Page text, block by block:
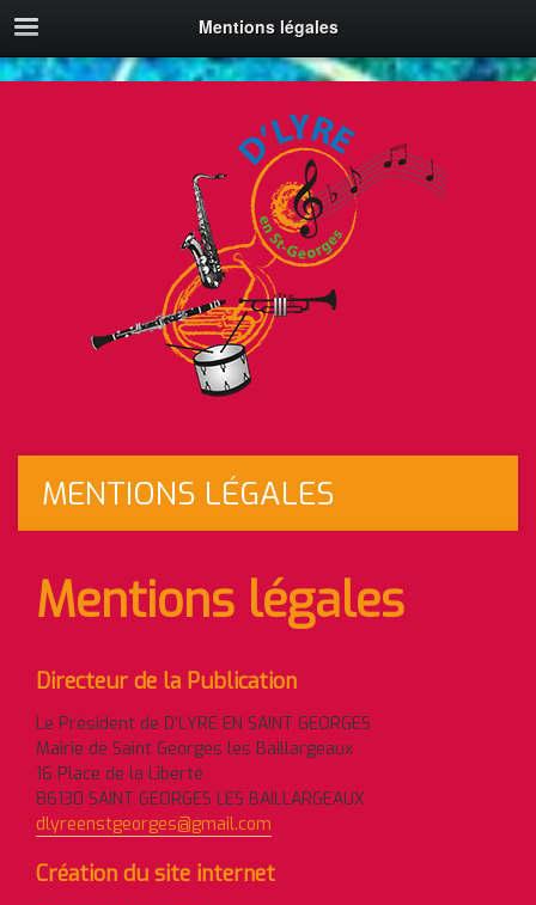
Mentions légales
MENTIONS LÉGALES
Mentions légales
Directeur de la Publication
Le Président de D’LYRE EN SAINT GEORGES
Mairie de Saint Georges les Baillargeaux
16 Place de la Liberté
86130 SAINT GEORGES LES BAILLARGEAUX
dlyreenstgeorges@gmail.com
Création du site internet